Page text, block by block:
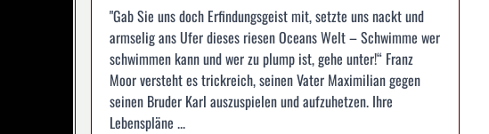
"Gab Sie uns doch Erfindungsgeist mit, setzte uns nackt und
armselig ans Ufer dieses riesen Oceans Welt – Schwimme wer
schwimmen kann und wer zu plump ist, gehe unter!“ Franz
Moor versteht es trickreich, seinen Vater Maximilian gegen
seinen Bruder Karl auszuspielen und aufzuhetzen. Ihre
Lebenspläne ...